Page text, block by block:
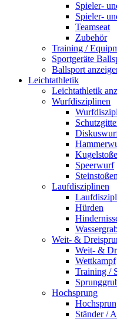
Spieler-
Spieler-
Teamseat
Zubehör
Training /
Sportgeräte
Ballsport
Leichtathletik
Leichtathletik
Wurfdisziplinen
Speerwurf
Steinstoßen
Laufdisziplinen
Hürden
Weit- &
Weit- &
Wettkampf
Training /
Hochsprung
Ständer /